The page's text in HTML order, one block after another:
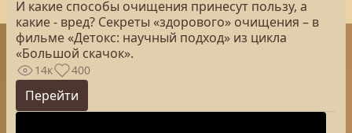
И какие способы очищения принесут пользу, а
какие - вред? Секреты «здорового» очищения – в
фильме «Детокс: научный подход» из цикла
«Большой скачок».
14к 400
Перейти